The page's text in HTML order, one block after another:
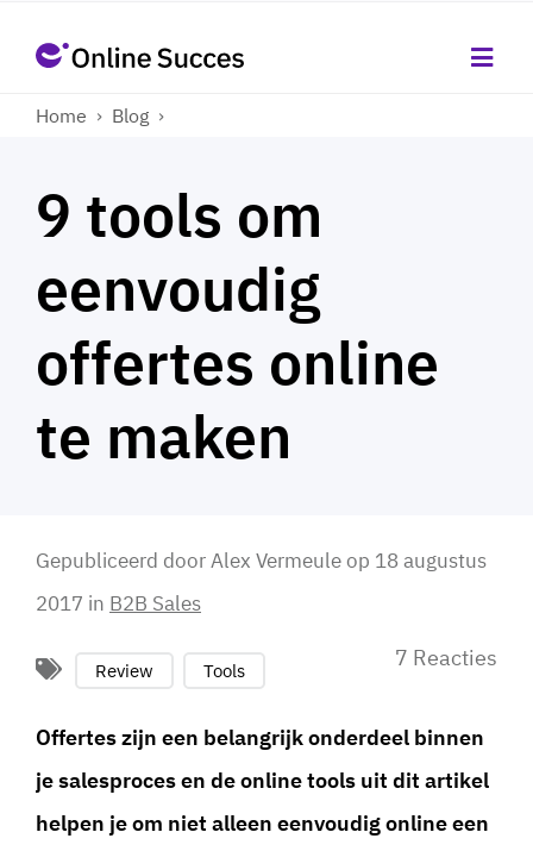
Home › Blog ›
9 tools om
eenvoudig
offertes online
te maken
Gepubliceerd doorAlex Vermeuleop 18 augustus
2017 in B2B Sales
7 Reacties
Review Tools
Offertes zijn een belangrijk onderdeel binnen
je salesproces en de online tools uit dit artikel
helpen je om niet alleen eenvoudig online een